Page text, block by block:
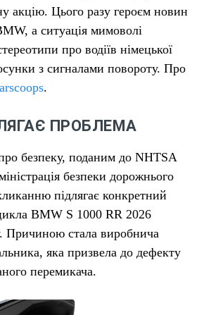
акцію. Цього разу героєм новин
а ситуація мимоволі
про водіїв німецької
з сигналами повороту. Про
.
ПРОБЛЕМА
про безпеку, поданим до NHTSA
безпеки дорожнього
підлягає конкретний
BMW S 1000 RR 2026
Причиною стала виробнича
яка призвела до дефекту
перемикача.